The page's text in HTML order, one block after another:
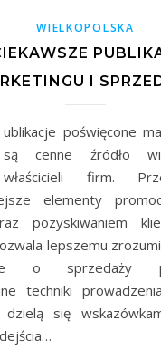
WIELKOPOLSKA
I
ublikacje poświęcone
są cenne źródło
właścicieli firm.
elementy
pozyskiwaniem
lepszemu
o sprzedaży
techniki
dzielą się